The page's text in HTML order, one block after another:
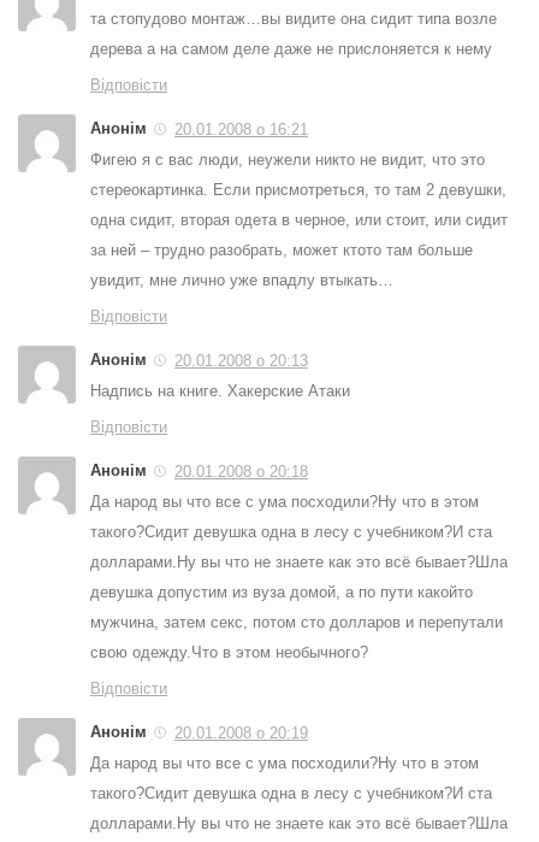
та стопудово монтаж…вы видите она сидит типа возле
дерева а на самом деле даже не прислоняется к нему
Відповісти
Анонім
20.01.2008 о 16:21
Фигею я с вас люди, неужели никто не видит, что это
стереокартинка. Если присмотреться, то там 2 девушки,
одна сидит, вторая одета в черное, или стоит, или сидит
за ней – трудно разобрать, может ктото там больше
увидит, мне лично уже впадлу втыкать…
Відповісти
Анонім
20.01.2008 о 20:13
Надпись на книге. Хакерские Атаки
Відповісти
Анонім
20.01.2008 о 20:18
Да народ вы что все с ума посходили?Ну что в этом
такого?Сидит девушка одна в лесу с учебником?И ста
долларами.Ну вы что не знаете как это всё бывает?Шла
девушка допустим из вуза домой, а по пути какойто
мужчина, затем секс, потом сто долларов и перепутали
свою одежду.Что в этом необычного?
Відповісти
Анонім
20.01.2008 о 20:19
Да народ вы что все с ума посходили?Ну что в этом
такого?Сидит девушка одна в лесу с учебником?И ста
долларами.Ну вы что не знаете как это всё бывает?Шла